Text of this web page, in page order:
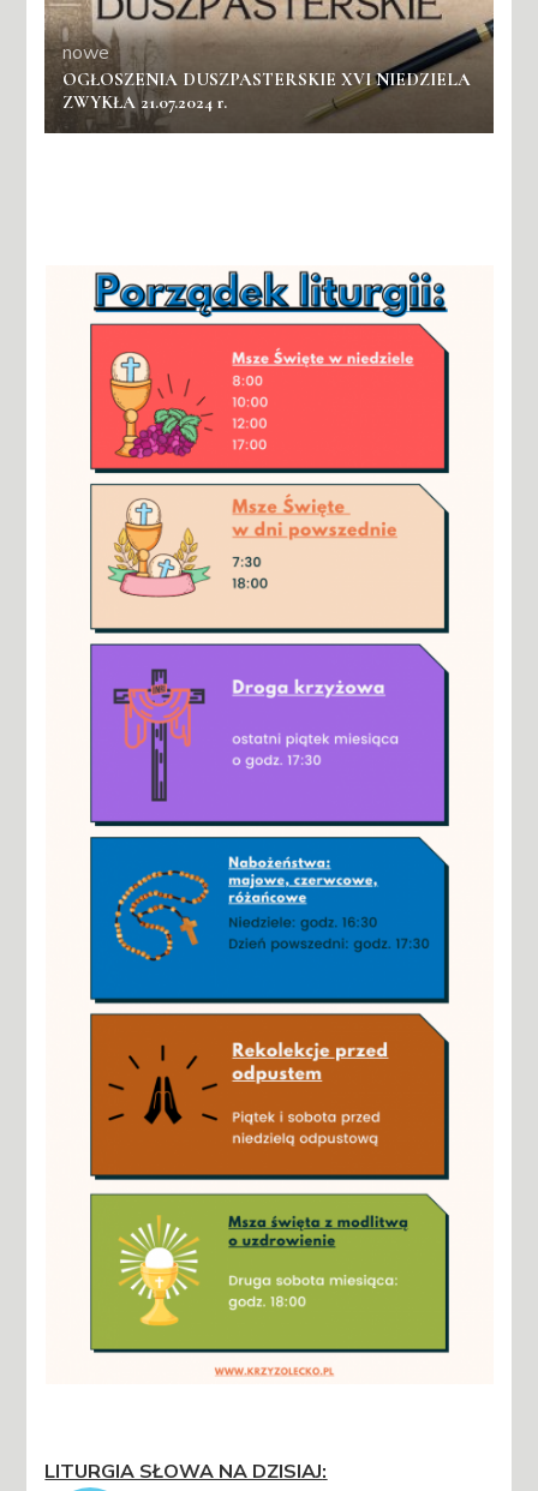
nowe
OGŁOSZENIA DUSZPASTERSKIE XVI NIEDZIELA
ZWYKŁA 21.07.2024 r.
LITURGIA SŁOWA NA DZISIAJ: